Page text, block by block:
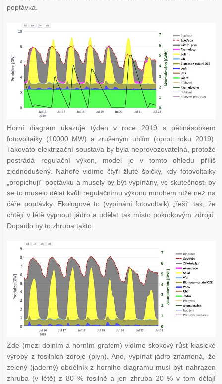
poptávka.
Horní diagram ukazuje týden v roce 2019 s pětinásobkem
fotovoltaiky (10000 MW) a zrušeným uhlím (oproti roku 2019).
Takováto elektrizační soustava by byla neprovozovatelná, protože
postrádá regulační výkon, model je v tomto ohledu příliš
zjednodušený. Nahoře vidíme čtyři žluté špičky, kdy fotovoltaiky
„propichují“ poptávku a musely by být vypínány, ve skutečnosti by
se to muselo dělat kvůli regulačnímu výkonu mnohem níže než na
čáře poptávky. Ekologové to (vypínání fotovoltaik) „řeší“ tak, že
chtějí v létě vypnout jádro a udělat tak místo pokrokovým zdrojů.
Dopadlo by to zhruba takto:
Zde (mezi dolním a horním grafem) vidíme skokový růst klasické
výroby z fosilních zdroje (plyn). Ano, vypínat jádro znamená, že
zelený (jaderný) obdélník z horního diagramu musí být nahrazen
zhruba (v létě) z 80 % fosilně a jen zhruba 20 % v tom dělají